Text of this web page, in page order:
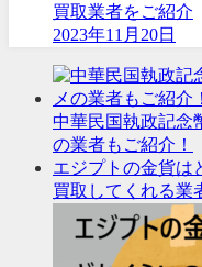
買取業者をご紹介
2023年11月20日
中華民国執政記念
の業者もご紹介！
エジプトの金貨は
買取してくれる業